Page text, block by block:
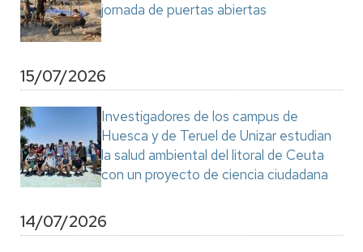
jornada de puertas abiertas
15/07/2026
Investigadores de los campus de
Huesca y de Teruel de Unizar estudian
la salud ambiental del litoral de Ceuta
con un proyecto de ciencia ciudadana
14/07/2026